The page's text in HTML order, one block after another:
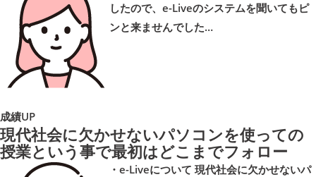
したので、e-Liveのシステムを聞いてもピ
ンと来ませんでした…
成績UP
現代社会に欠かせないパソコンを使っての
授業という事で最初はどこまでフォロー
・e-Liveについて 現代社会に欠かせないパ